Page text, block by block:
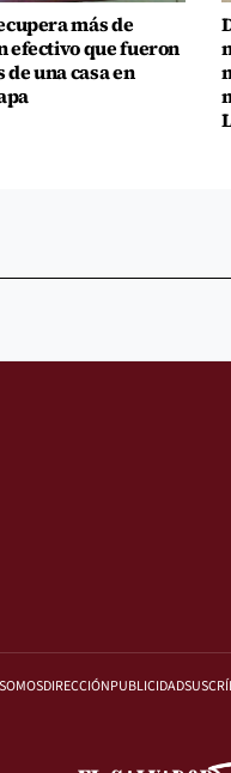
más de
efectivo que fueron
una casa en
DIRECCIÓNPUBLICIDAD